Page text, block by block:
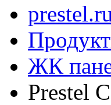
ЖК
Prestel